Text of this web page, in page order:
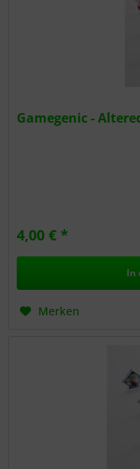
Gamegenic -
4,00 € *
In
Merken